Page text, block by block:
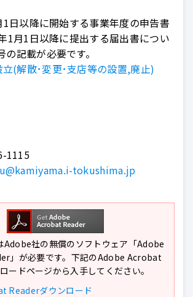
日以降に開始する事業年度の申告書
1月1日以降に提出する届出書につい
記載が必要です。
(解散･変更･支店等の設置,廃止)
1115
tokushima.jp
Adobe社の無償のソフトウェア「Adobe
」が必要です。下記のAdobe Acrobat
ードページから入手してください。
Readerダウンロード